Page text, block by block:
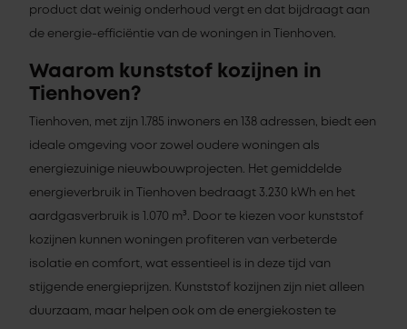
product dat weinig onderhoud vergt en dat bijdraagt aan
de energie-efficiëntie van de woningen in Tienhoven.
Waarom kunststof kozijnen in
Tienhoven?
Tienhoven, met zijn 1.785 inwoners en 138 adressen, biedt een
ideale omgeving voor zowel oudere woningen als
energiezuinige nieuwbouwprojecten. Het gemiddelde
energieverbruik in Tienhoven bedraagt 3.230 kWh en het
aardgasverbruik is 1.070 m³. Door te kiezen voor kunststof
kozijnen kunnen woningen profiteren van verbeterde
isolatie en comfort, wat essentieel is in deze tijd van
stijgende energieprijzen. Kunststof kozijnen zijn niet alleen
duurzaam, maar helpen ook om de energiekosten te